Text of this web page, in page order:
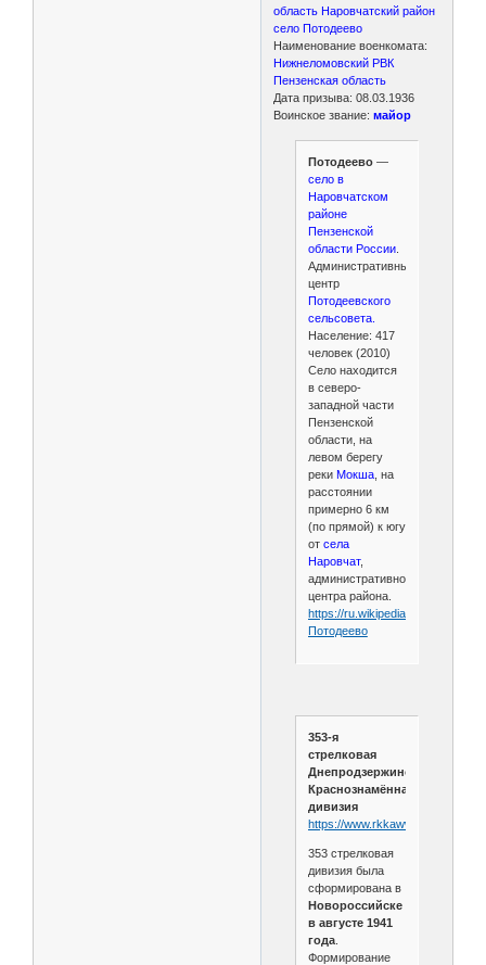
область Наровчатский район
село Потодеево
Наименование военкомата:
Нижнеломовский РВК
Пензенская область
Дата призыва: 08.03.1936
Воинское звание:майор
Потодеево —
село в
Наровчатском
районе
Пензенской
области России.
Административный
центр
Потодеевского
сельсовета.
Население: 417
человек (2010)
Село находится
в северо-
западной части
Пензенской
области, на
левом берегу
рекиМокша, на
расстоянии
примерно 6 км
(по прямой) к югу
от села
Наровчат,
административного
центра района.
https://ru.wikipedia.org/wiki/
Потодеево
353-я
стрелковая
Днепродзержинская
Краснознамённая
дивизия
https://www.rkkawwii.ru/division/
353 стрелковая
дивизия была
сформирована в
Новороссийске
в августе 1941
года.
Формирование